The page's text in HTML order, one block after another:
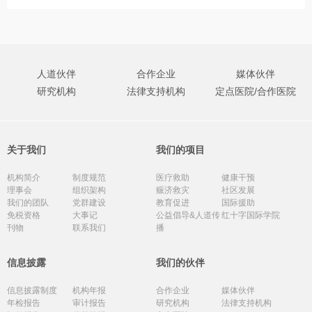
人道伙伴 合作企业
媒体伙伴
研究机构
法律支持机构 定点医院/合作医院
关于我们
机构简介
制度规范
理事会
组织架构
我们的团队
党群建设
免税资格
大事记
刊物
联系我们
我们的项目
医疗救助
健康干预
赈济救灾
社区发展
教育促进
国际援助
公益倡导&人道传
播
红十字国际学院
信息披露
信息披露制度
机构年报
年检报告
审计报告
我们的伙伴
合作企业
媒体伙伴
研究机构
法律支持机构